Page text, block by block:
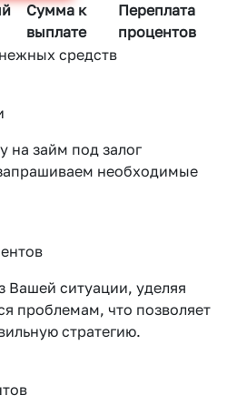
Сумма к
выплате
Переплата
процентов
средств
на займ под залог
необходимые
ситуации, уделяя
проблемам, что позволяет
стратегию.